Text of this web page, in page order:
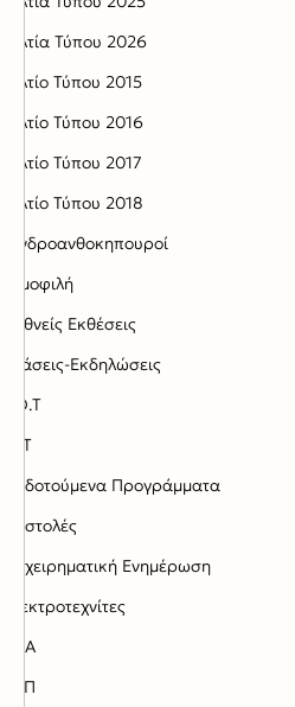
Δελτία Τύπου 2026
Δελτίο Τύπου 2015
Δελτίο Τύπου 2016
Δελτίο Τύπου 2017
Δελτίο Τύπου 2018
Δενδροανθοκηπουροί
Δημοφιλή
Διεθνείς Εκθέσεις
Δράσεις-Εκδηλώσεις
Ε.Ο.Τ
ΕΟΤ
Επιδοτούμενα Προγράμματα
Επιστολές
Επιχειρηματική Ενημέρωση
Ηλεκτροτεχνίτες
Ι.Κ.Α
ΙΤΕΠ